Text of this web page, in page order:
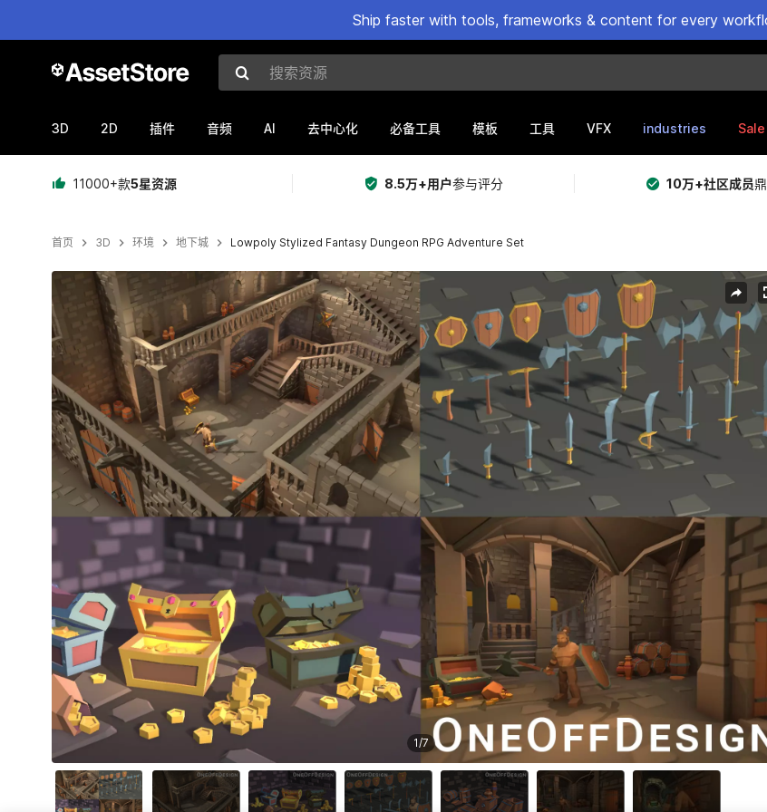
Ship faster with tools, frameworks & content for every
搜索资源
3D 2D 插件 音频 AI 去中心化 必备工具 模板 工具 VFX industries Sale
11000+款5星资源 8.5万+用户参与评分 10万+社区成员
首页 3D 环境 地下城 Lowpoly Stylized Fantasy Dungeon RPG Adventure Set
当前幻灯片：1 / 7
1/7